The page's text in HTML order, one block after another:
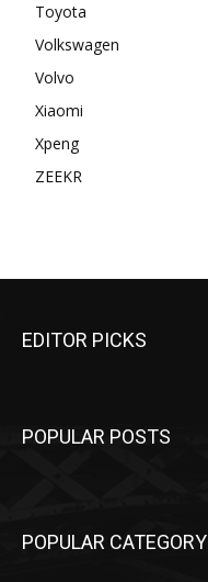
Toyota
Volkswagen
Volvo
Xiaomi
Xpeng
ZEEKR
EDITOR PICKS
POPULAR POSTS
POPULAR CATEGORY